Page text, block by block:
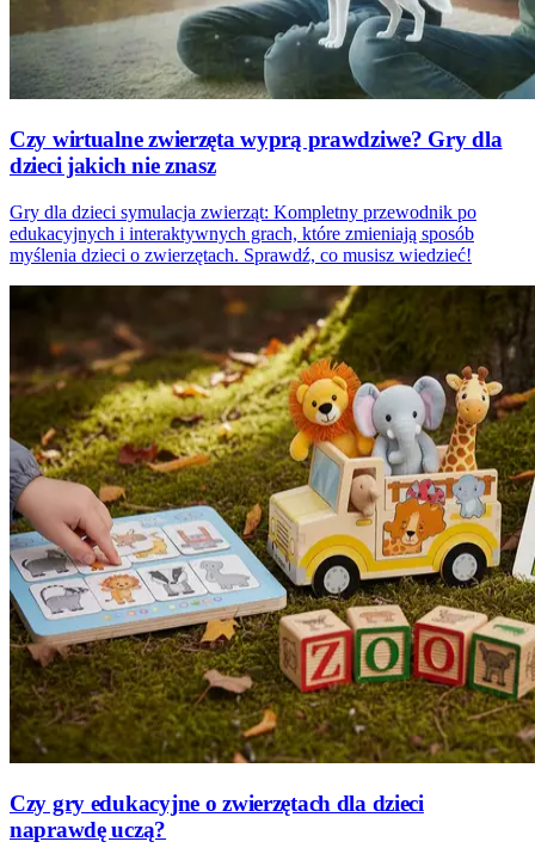
Czy wirtualne zwierzęta wyprą prawdziwe? Gry dla
dzieci jakich nie znasz
Gry dla dzieci symulacja zwierząt: Kompletny przewodnik po
edukacyjnych i interaktywnych grach, które zmieniają sposób
myślenia dzieci o zwierzętach. Sprawdź, co musisz wiedzieć!
Czy gry edukacyjne o zwierzętach dla dzieci
naprawdę uczą?